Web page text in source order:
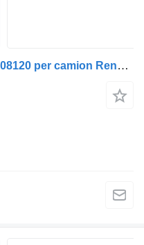
Assale posteriore 20730422 P08120 per camion Renault Midlum